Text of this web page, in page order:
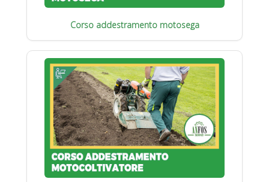
Corso addestramento motosega